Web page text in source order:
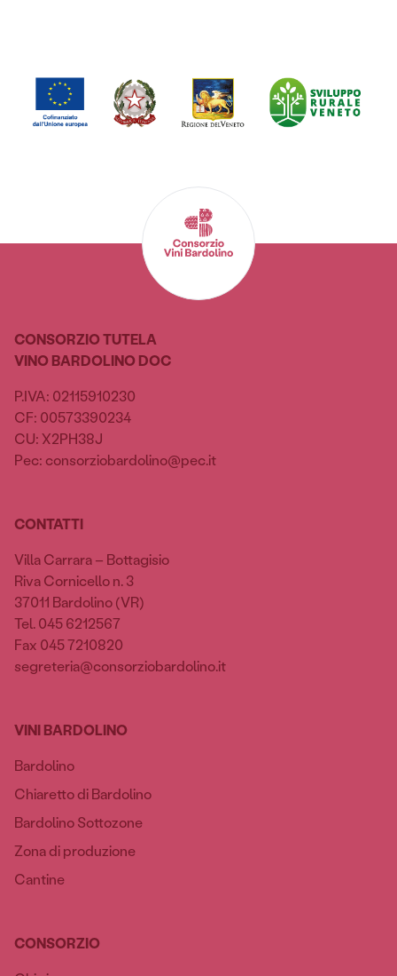
CONSORZIO TUTELA
VINO BARDOLINO DOC
P.IVA: 02115910230
CF: 00573390234
CU: X2PH38J
Pec: consorziobardolino@pec.it
CONTATTI
Villa Carrara – Bottagisio
Riva Cornicello n. 3
37011 Bardolino (VR)
Tel. 045 6212567
Fax 045 7210820
segreteria@consorziobardolino.it
VINI BARDOLINO
Bardolino
Chiaretto di Bardolino
Bardolino Sottozone
Zona di produzione
Cantine
CONSORZIO